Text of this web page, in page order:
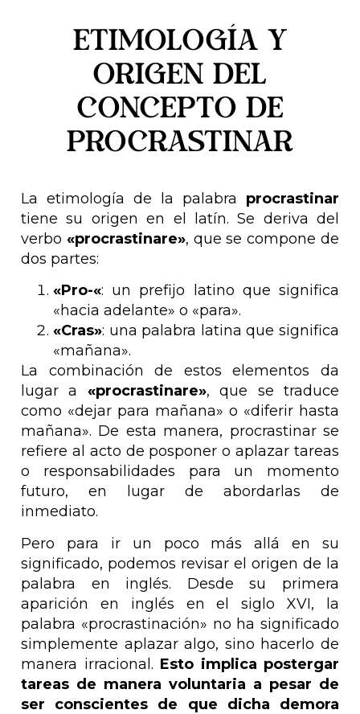
Etimología y
origen del
concepto de
procrastinar
La etimología de la palabra procrastinar
tiene su origen en el latín. Se deriva del
verbo «procrastinare», que se compone de
dos partes:
«Pro-«: un prefijo latino que significa
«hacia adelante» o «para».
«Cras»: una palabra latina que significa
«mañana».
La combinación de estos elementos da
lugar a «procrastinare», que se traduce
como «dejar para mañana» o «diferir hasta
mañana». De esta manera, procrastinar se
refiere al acto de posponer o aplazar tareas
o responsabilidades para un momento
futuro, en lugar de abordarlas de
inmediato.
Pero para ir un poco más allá en su
significado, podemos revisar el origen de la
palabra en inglés. Desde su primera
aparición en inglés en el siglo XVI, la
palabra «procrastinación» no ha significado
simplemente aplazar algo, sino hacerlo de
manera irracional. Esto implica postergar
tareas de manera voluntaria a pesar de
ser conscientes de que dicha demora